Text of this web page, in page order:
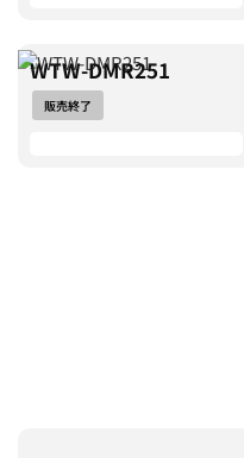
WTW-DMR251
販売終了